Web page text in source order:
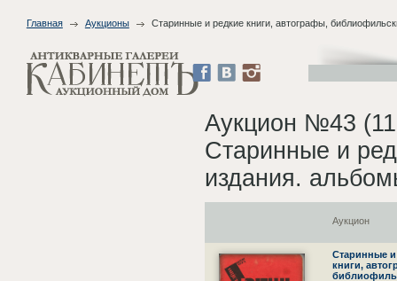
Главная Аукционы Старинные и редкие книги, автографы,
Аукцион №43
Старинные и
издания.
Аукцион
Старинные и
книги,